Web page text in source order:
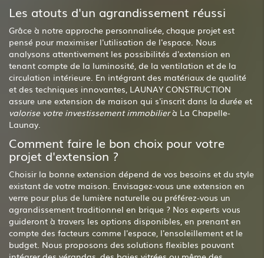
Les atouts d'un agrandissement réussi
Grâce à notre approche personnalisée, chaque projet est
pensé pour maximiser l'utilisation de l'espace. Nous
analysons attentivement les possibilités d'extension en
tenant compte de la luminosité, de la ventilation et de la
circulation intérieure. En intégrant des matériaux de qualité
et des techniques innovantes, LAUNAY CONSTRUCTION
assure une extension de maison qui s'inscrit dans la durée et
valorise votre investissement immobilierà La Chapelle-
Launay.
Comment faire le bon choix pour votre
projet d'extension ?
Choisir la bonne extension dépend de vos besoins et du style
existant de votre maison. Envisagez-vous une extension en
verre pour plus de lumière naturelle ou préférez-vous un
agrandissement traditionnel en brique ? Nos experts vous
guideront à travers les options disponibles, en prenant en
compte des facteurs comme l'espace, l'ensoleillement et le
budget. Nous proposons des solutions flexibles pouvant